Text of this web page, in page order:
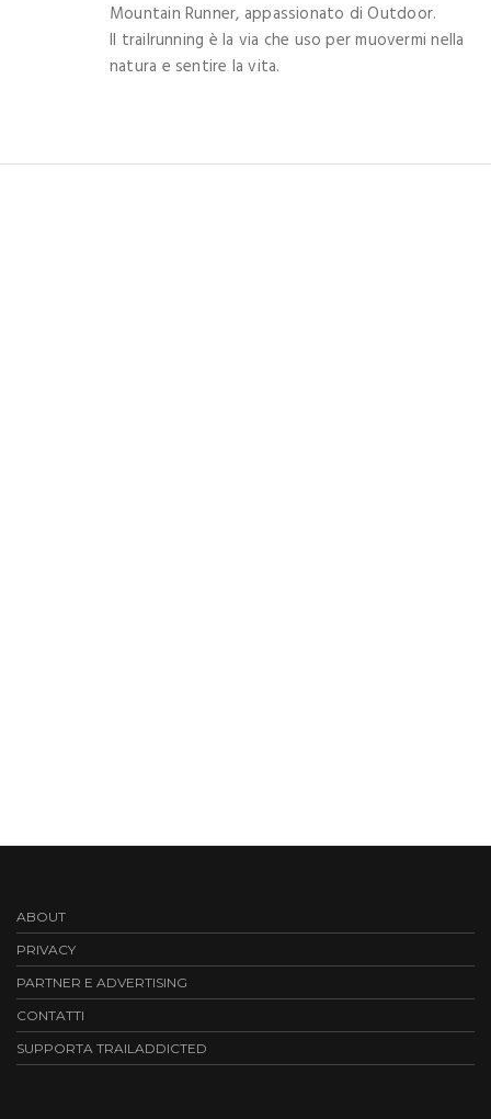
Mountain Runner, appassionato di Outdoor.
Il trailrunning è la via che uso per muovermi nella
natura e sentire la vita.
ABOUT
PRIVACY
PARTNER E ADVERTISING
CONTATTI
SUPPORTA TRAILADDICTED